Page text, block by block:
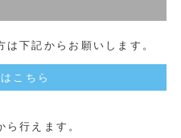
下記からお願いします。
こちら
行えます。